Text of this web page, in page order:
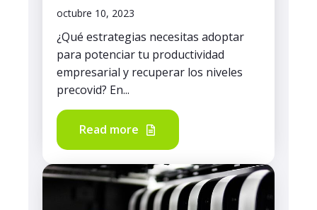
octubre 10, 2023
¿Qué estrategias necesitas adoptar
para potenciar tu productividad
empresarial y recuperar los niveles
precovid? En...
Read more